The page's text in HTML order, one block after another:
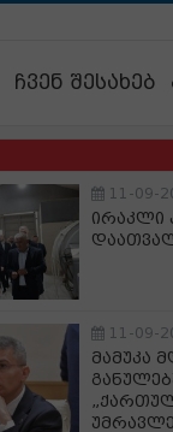
ჩვენ შესახებ
11-09-
ირაკლი
11-09-
მამუკა